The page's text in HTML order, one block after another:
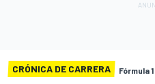
CRÓNICA DE CARRERA Fórmula 1